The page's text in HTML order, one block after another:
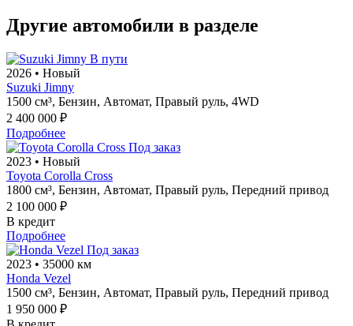
Другие автомобили в разделе
В пути
2026 • Новый
Suzuki Jimny
1500 см³, Бензин, Автомат, Правый руль, 4WD
2 400 000 ₽
Подробнее
Под заказ
2023 • Новый
Toyota Corolla Cross
1800 см³, Бензин, Автомат, Правый руль, Передний привод
2 100 000 ₽
В кредит
Подробнее
Под заказ
2023 • 35000 км
Honda Vezel
1500 см³, Бензин, Автомат, Правый руль, Передний привод
1 950 000 ₽